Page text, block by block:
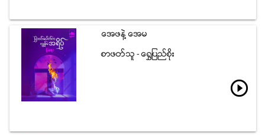
အေဖနဲ႔ အေမ
စာဖတ္သူ - ေ႐ႊျပည္စိုး
play_circle_outline